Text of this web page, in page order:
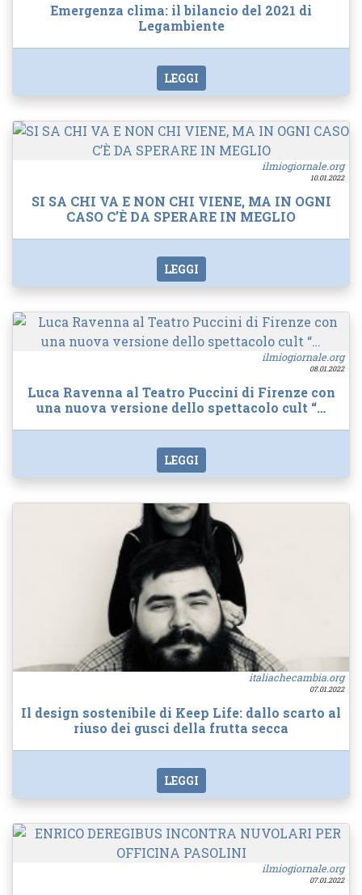
Emergenza clima: il bilancio del 2021 di
Legambiente
LEGGI
ilmiogiornale.org
10.01.2022
SI SA CHI VA E NON CHI VIENE, MA IN OGNI
CASO C’È DA SPERARE IN MEGLIO
LEGGI
ilmiogiornale.org
08.01.2022
Luca Ravenna al Teatro Puccini di Firenze con
una nuova versione dello spettacolo cult “…
LEGGI
italiachecambia.org
07.01.2022
Il design sostenibile di Keep Life: dallo scarto al
riuso dei gusci della frutta secca
LEGGI
ilmiogiornale.org
07.01.2022